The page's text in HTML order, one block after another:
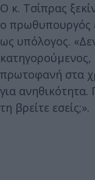
Ο κ. Τσίπρας
ο πρωθυπουργός
ως υπόλογος.
πρωτοφανή στα
για ανηθικότητα.
τη βρείτε εσείς;».